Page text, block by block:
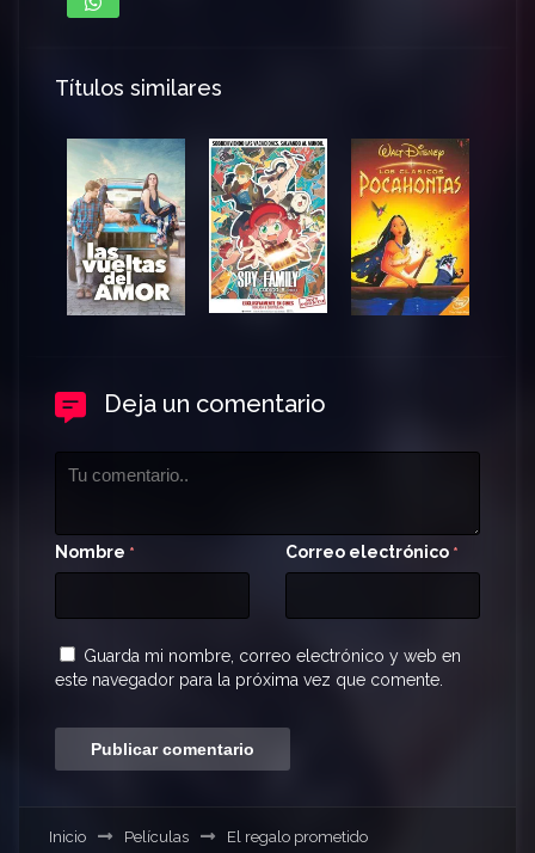
Títulos similares
Deja un comentario
Nombre * Correo electrónico *
Guarda mi nombre, correo electrónico y web en
este navegador para la próxima vez que comente.
Inicio Películas El regalo prometido